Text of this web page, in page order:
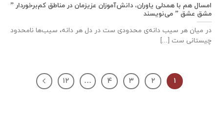
امسال هم با همدلی یاوران، دانش‌آموزان عزیزمان در مناطق کم‌برخوردار ”
مشق عشق ” می‌نویسند
در میان هر سیب دانه‌ی محدودی ست در دل هر دانه، سیب‌ها نامحدود
چیستانی ست [...]
۱ ۲ ۳ ۴ … ۱۲